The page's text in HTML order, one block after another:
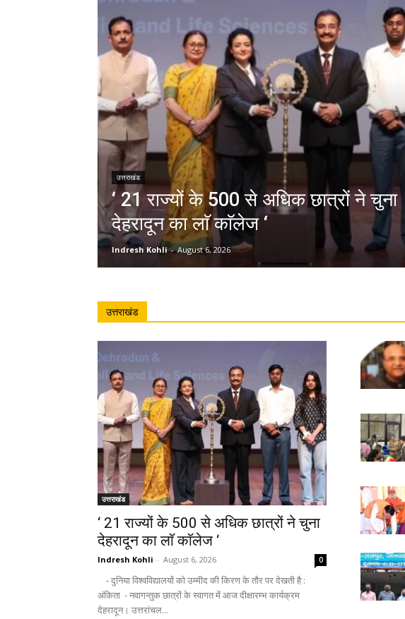
उत्तराखंड
‘ 21 राज्यों के 500 से अधिक छात्रों ने चुना
देहरादून का लाॅ काॅलेज ‘
Indresh Kohli - August 6, 2026
उत्तराखंड
उत्तराखंड
‘ 21 राज्यों के 500 से अधिक छात्रों ने चुना
देहरादून का लाॅ काॅलेज ‘
Indresh Kohli - August 6, 2026 0
- दुनिया विश्वविद्यालयों को उम्मीद की किरण के तौर पर देखती है :
अंकिता - नवागन्तुक छात्रों के स्वागत में आज दीक्षारम्भ कार्यक्रम
देहरादून। उत्तरांचल...